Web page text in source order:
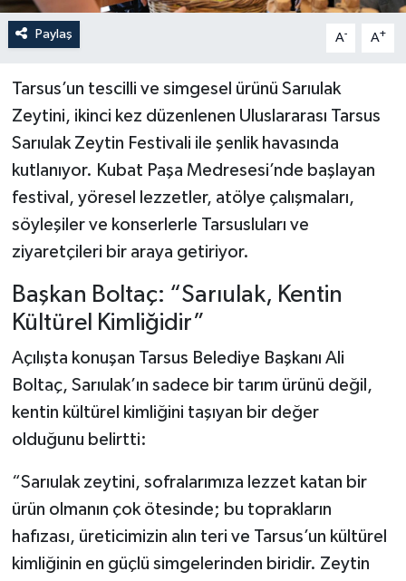
Paylaş A- A+
Tarsus’un tescilli ve simgesel ürünü Sarıulak
Zeytini, ikinci kez düzenlenen Uluslararası Tarsus
Sarıulak Zeytin Festivali ile şenlik havasında
kutlanıyor. Kubat Paşa Medresesi’nde başlayan
festival, yöresel lezzetler, atölye çalışmaları,
söyleşiler ve konserlerle Tarsusluları ve
ziyaretçileri bir araya getiriyor.
Başkan Boltaç: “Sarıulak, Kentin
Kültürel Kimliğidir”
Açılışta konuşan Tarsus Belediye Başkanı Ali
Boltaç, Sarıulak’ın sadece bir tarım ürünü değil,
kentin kültürel kimliğini taşıyan bir değer
olduğunu belirtti:
“Sarıulak zeytini, sofralarımıza lezzet katan bir
ürün olmanın çok ötesinde; bu toprakların
hafızası, üreticimizin alın teri ve Tarsus’un kültürel
kimliğinin en güçlü simgelerinden biridir. Zeytin